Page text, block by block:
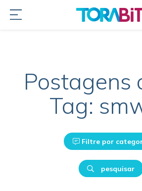
Postagens
Tag:
Filtre por
pesquisar